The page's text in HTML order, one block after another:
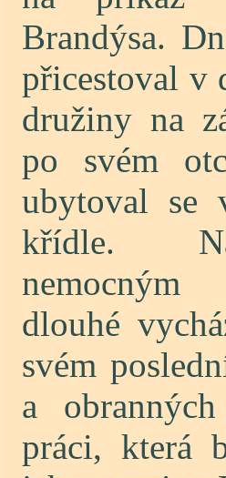
Brandýsa.
přicestoval v
družiny na
po svém
ubytoval se
křídle.
nemocným
dlouhé
svém
a
práci, která